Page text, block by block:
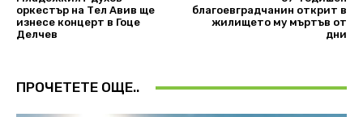
оркестър на Тел Авив ще
изнесе концерт в Гоце
Делчев
благоевградчанин открит в
жилището му мъртъв от
дни
ПРОЧЕТЕТЕ ОЩЕ..